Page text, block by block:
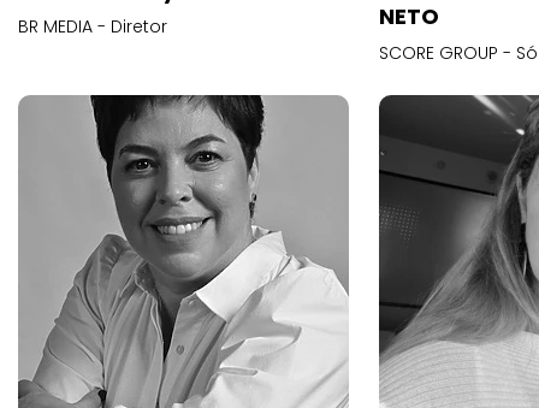
BR MEDIA - Diretor
NETO
SCORE GROUP -